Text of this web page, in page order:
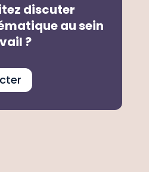
discuter
au sein
?